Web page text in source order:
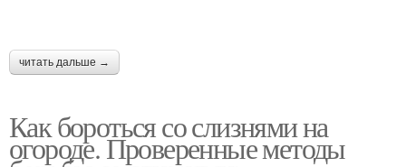
читать дальше →
Как бороться со слизнями на
огороде. Проверенные методы